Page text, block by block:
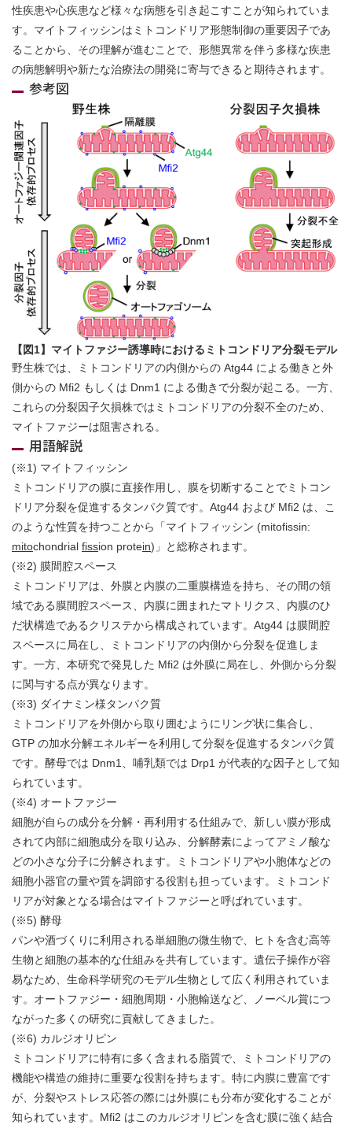
性疾患や心疾患など様々な病態を引き起こすことが知られていま
す。マイトフィッシンはミトコンドリア形態制御の重要因子であ
ることから、その理解が進むことで、形態異常を伴う多様な疾患
の病態解明や新たな治療法の開発に寄与できると期待されます。
参考図
【図1】マイトファジー誘導時におけるミトコンドリア分裂モデル
野生株では、ミトコンドリアの内側からの Atg44 による働きと外
側からの Mfi2 もしくは Dnm1 による働きで分裂が起こる。一方、
これらの分裂因子欠損株ではミトコンドリアの分裂不全のため、
マイトファジーは阻害される。
用語解説
(※1) マイトフィッシン
ミトコンドリアの膜に直接作用し、膜を切断することでミトコン
ドリア分裂を促進するタンパク質です。Atg44 および Mfi2 は、こ
のような性質を持つことから「マイトフィッシン (mitofissin:
mitochondrial fission protein)」と総称されます。
(※2) 膜間腔スペース
ミトコンドリアは、外膜と内膜の二重膜構造を持ち、その間の領
域である膜間腔スペース、内膜に囲まれたマトリクス、内膜のひ
だ状構造であるクリステから構成されています。Atg44 は膜間腔
スペースに局在し、ミトコンドリアの内側から分裂を促進しま
す。一方、本研究で発見した Mfi2 は外膜に局在し、外側から分裂
に関与する点が異なります。
(※3) ダイナミン様タンパク質
ミトコンドリアを外側から取り囲むようにリング状に集合し、
GTP の加水分解エネルギーを利用して分裂を促進するタンパク質
です。酵母では Dnm1、哺乳類では Drp1 が代表的な因子として知
られています。
(※4) オートファジー
細胞が自らの成分を分解・再利用する仕組みで、新しい膜が形成
されて内部に細胞成分を取り込み、分解酵素によってアミノ酸な
どの小さな分子に分解されます。ミトコンドリアや小胞体などの
細胞小器官の量や質を調節する役割も担っています。ミトコンド
リアが対象となる場合はマイトファジーと呼ばれています。
(※5) 酵母
パンや酒づくりに利用される単細胞の微生物で、ヒトを含む高等
生物と細胞の基本的な仕組みを共有しています。遺伝子操作が容
易なため、生命科学研究のモデル生物として広く利用されていま
す。オートファジー・細胞周期・小胞輸送など、ノーベル賞につ
ながった多くの研究に貢献してきました。
(※6) カルジオリピン
ミトコンドリアに特有に多く含まれる脂質で、ミトコンドリアの
機能や構造の維持に重要な役割を持ちます。特に内膜に豊富です
が、分裂やストレス応答の際には外膜にも分布が変化することが
知られています。Mfi2 はこのカルジオリピンを含む膜に強く結合